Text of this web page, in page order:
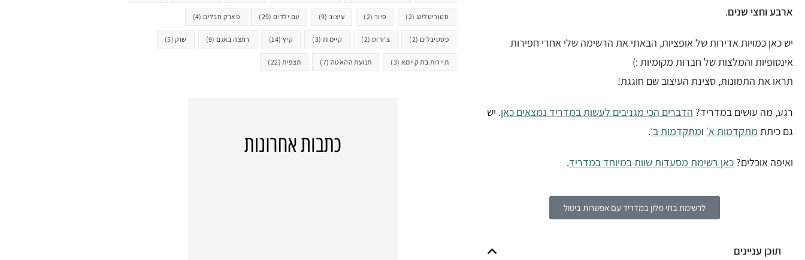
ארבע וחצי שנים.
יש כאן כמויות אדירות של אופציות, הבאתי את הרשימה שלי אחרי חפירות
אינסופיות והמלצות של חברות מקומיות :)
תראו את התמונות, סצינת העיצוב שם חוגגת!
רגע, מה עושים במדריד? הדברים הכי מגניבים לעשות במדריד נמצאים כאן. יש
גם כיתת מתקדמות א׳ ומתקדמות ב׳.
ואיפה אוכלים? כאן רשימת מסעדות שוות במיוחד במדריד.
לרשימת בתי מלון במדריד עם אפשרות ביטול
תוכן עניינים
סטוריטלינג (2) סיור (2) עיצוב(9) עם ילדים (29) פארק חבלים (4)
פסטיבלים (2) צ'ורוס (2) קיימות (3) קיץ (14) רחצה באגם (9) שוק(5)
תיירות בת קיימא (3) תנועת ההאטה (7) תצפית(22)